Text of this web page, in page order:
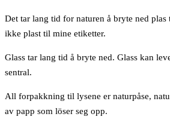
Det tar lang tid for naturen å bryte ned
ikke plast til mine etiketter.
Glass tar lang tid å bryte ned. Glass kan
sentral.
All forpakkning til lysene er naturpåse,
av papp som löser seg opp.